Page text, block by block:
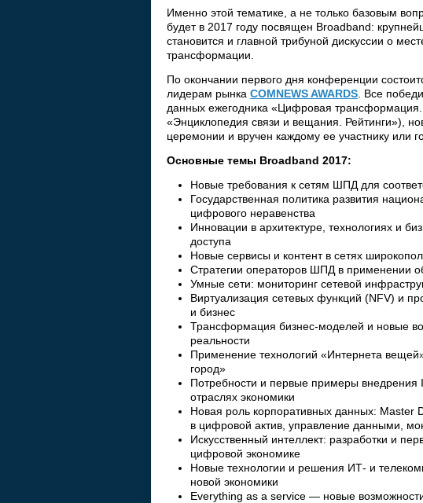
Именно этой тематике, а не только базовым
будет в 2017 году посвящен Broadband:
становится и главной трибуной дискуссии о
трансформации.
По окончании первого дня конференции
лидерам рынка COMNEWS AWARDS . Все
данных ежегодника «Цифровая трансформация.
«Энциклопедия связи и вещания. Рейтинги»),
церемонии и вручен каждому ее участнику или
Основные темы Broadband 2017:
Новые требования к сетям ШПД для
Государственная политика развития
цифрового неравенства
Инновации в архитектуре, технологиях и
доступа
Новые сервисы и контент в сетях
Стратегии операторов ШПД в применении
Умные сети: мониторинг сетевой
Виртуализация сетевых функций (NFV) и
и бизнес
Трансформация бизнес-моделей и новые
реальности
Применение технологий «Интернета
город»
Потребности и первые примеры
отраслях экономики
Новая роль корпоративных данных:
в цифровой актив, управление данными,
Искусственный интеллект: разработки и
цифровой экономике
Новые технологии и решения ИТ- и
новой экономики
Everything as a service — новые